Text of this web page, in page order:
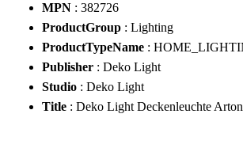
MPN : 382726
ProductGroup : Lighting
ProductTypeName :
Publisher : Deko Light
Studio : Deko Light
Title : Deko Light Deckenleuchte